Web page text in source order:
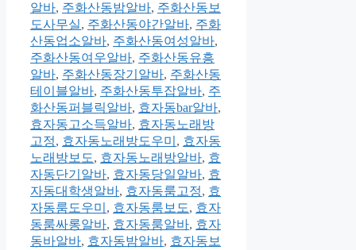
알바, 주화산동밤알바, 주화산동보
도사무실, 주화산동야간알바, 주화
산동업소알바, 주화산동여성알바,
주화산동여우알바, 주화산동유흥
알바, 주화산동장기알바, 주화산동
테이블알바, 주화산동투잡알바, 주
화산동퍼블릭알바, 효자동bar알바,
효자동고소득알바, 효자동노래방
고정, 효자동노래방도우미 , 효자동
노래방보도, 효자동노래방알바, 효
자동단기알바, 효자동당일알바, 효
자동대학생알바, 효자동룸고정, 효
자동룸도우미 , 효자동룸보도, 효자
동룸싸롱알바, 효자동룸알바, 효자
동바알바, 효자동밤알바, 효자동보